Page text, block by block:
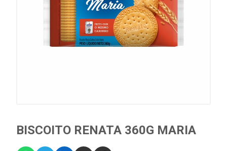
BISCOITO RENATA 360G MARIA